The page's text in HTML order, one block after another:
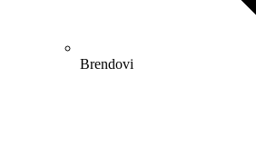
Brendovi